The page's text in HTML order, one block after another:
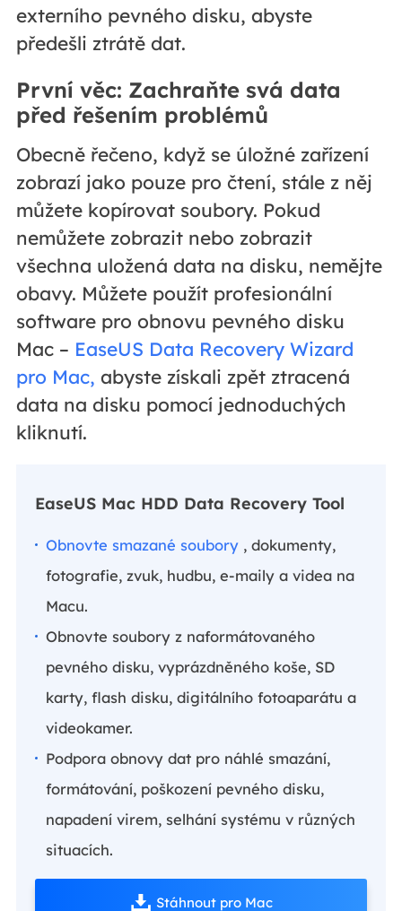
externího pevného disku, abyste
předešli ztrátě dat.
První věc: Zachraňte svá data
před řešením problémů
Obecně řečeno, když se úložné zařízení
zobrazí jako pouze pro čtení, stále z něj
můžete kopírovat soubory. Pokud
nemůžete zobrazit nebo zobrazit
všechna uložená data na disku, nemějte
obavy. Můžete použít profesionální
software pro obnovu pevného disku
Mac – EaseUS Data Recovery Wizard
pro Mac, abyste získali zpět ztracená
data na disku pomocí jednoduchých
kliknutí.
EaseUS Mac HDD Data Recovery Tool
Obnovte smazané soubory, dokumenty,
fotografie, zvuk, hudbu, e-maily a videa na
Macu.
Obnovte soubory z naformátovaného
pevného disku, vyprázdněného koše, SD
karty, flash disku, digitálního fotoaparátu a
videokamer.
Podpora obnovy dat pro náhlé smazání,
formátování, poškození pevného disku,
napadení virem, selhání systému v různých
situacích.
Stáhnout pro Mac